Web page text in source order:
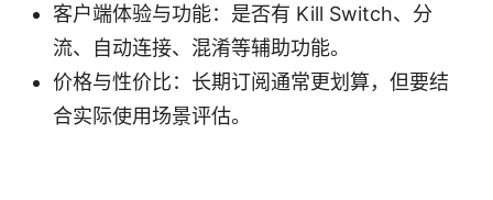
客户端体验与功能：是否有 Kill Switch、分
流、自动连接、混淆等辅助功能。
价格与性价比：长期订阅通常更划算，但要结
合实际使用场景评估。